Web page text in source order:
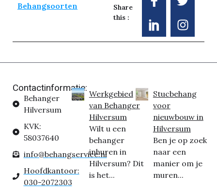
Behangsoorten
Share
this :
Contactinformatie:
Behanger
Hilversum
KVK:
58037640
info@behangservice.nl
Hoofdkantoor:
030-2072303
Werkgebied
van Behanger
Hilversum
Wilt u een
behanger
inhuren in
Hilversum? Dit
is het...
Stucbehang
voor
nieuwbouw in
Hilversum
Ben je op zoek
naar een
manier om je
muren...